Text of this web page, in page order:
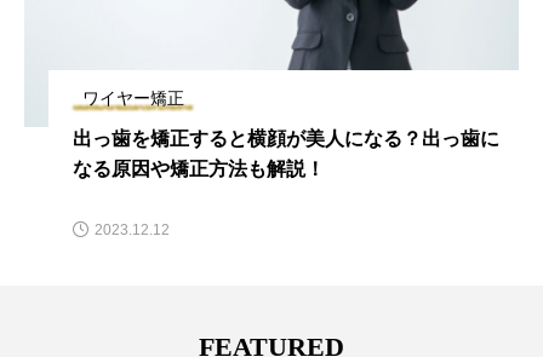
ワイヤー矯正
歯列矯正中の歯磨きが痛いときの対処法｜痛みの
原因についても解説
2025.04.12
FEATURED